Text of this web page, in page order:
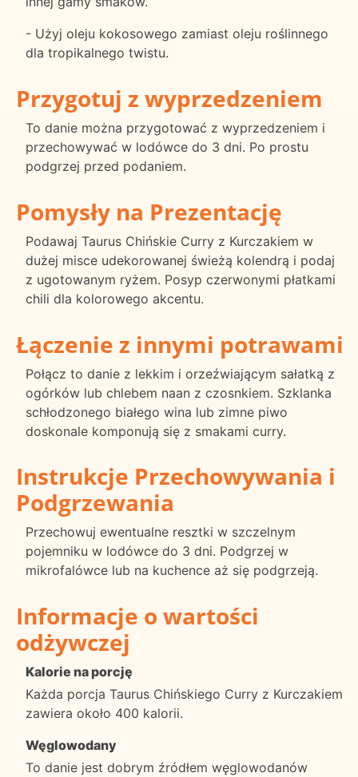
- Użyj oleju kokosowego zamiast oleju roślinnego
dla tropikalnego twistu.
Przygotuj z wyprzedzeniem
To danie można przygotować z wyprzedzeniem i
przechowywać w lodówce do 3 dni. Po prostu
podgrzej przed podaniem.
Pomysły na Prezentację
Podawaj Taurus Chińskie Curry z Kurczakiem w
dużej misce udekorowanej świeżą kolendrą i podaj
z ugotowanym ryżem. Posyp czerwonymi płatkami
chili dla kolorowego akcentu.
Łączenie z innymi potrawami
Połącz to danie z lekkim i orzeźwiającym sałatką z
ogórków lub chlebem naan z czosnkiem. Szklanka
schłodzonego białego wina lub zimne piwo
doskonale komponują się z smakami curry.
Instrukcje Przechowywania i
Podgrzewania
Przechowuj ewentualne resztki w szczelnym
pojemniku w lodówce do 3 dni. Podgrzej w
mikrofalówce lub na kuchence aż się podgrzeją.
Informacje o wartości
odżywczej
Kalorie na porcję
Każda porcja Taurus Chińskiego Curry z Kurczakiem
zawiera około 400 kalorii.
Węglowodany
To danie jest dobrym źródłem węglowodanów